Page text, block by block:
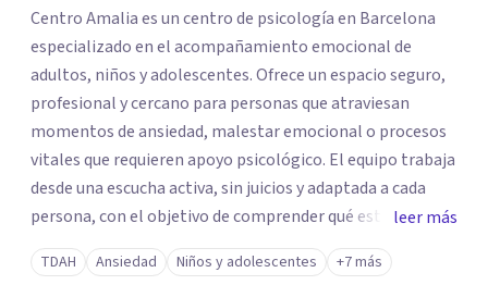
Centro Amalia es un centro de psicología en Barcelona
especializado en el acompañamiento emocional de
adultos, niños y adolescentes. Ofrece un espacio seguro,
profesional y cercano para personas que atraviesan
momentos de ansiedad, malestar emocional o procesos
vitales que requieren apoyo psicológico. El equipo trabaja
desde una escucha activa, sin juicios y adaptada a cada
persona, con el objetivo de comprender qué está
ocurriendo y facilitar herramientas para avanzar con
mayor equilibrio y bienestar. La intervención se realiza en
leer más
TDAH Ansiedad Niños y adolescentes +7 más